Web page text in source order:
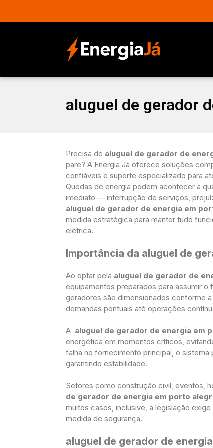
aluguel de gerador
Precisa de aluguel de gerador de
pare? A Energia Já oferece soluções
confiáveis e suporte especializado para
Quedas de energia podem acontecer a
imediato — interrupção de serviços,
aluguel de gerador de energia em
medida estratégica para manter tudo
elétrica.
Importância da aluguel de
Ao optar pela aluguel de gerador de
equipamentos preparados para assumir
geradores são dimensionados conforme
demandas pontuais até operações
A aluguel de gerador de energia em
energética em momentos críticos,
falha no fornecimento principal, o
garantindo estabilidade.
Setores como construção civil, eventos,
de gerador de energia em porto
muitos casos, inclusive, a legislação
medida de segurança.
aluguel de gerador de